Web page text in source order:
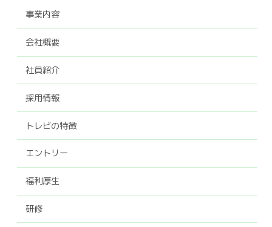
事業内容
会社概要
社員紹介
採用情報
トレビの特徴
エントリー
福利厚生
研修